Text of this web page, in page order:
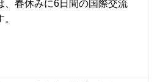
、春休みに6日間の国際交流